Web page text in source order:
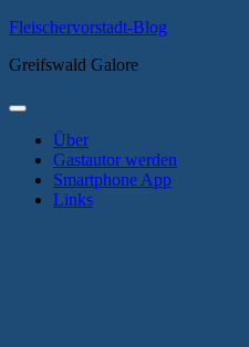
Zum
springen
Fleischervorstadt-Blog
Greifswald Galore
Primäres
Über
Gastautor werden
Smartphone App
Links